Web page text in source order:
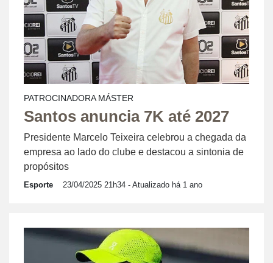
PATROCINADORA MÁSTER
Santos anuncia 7K até 2027
Presidente Marcelo Teixeira celebrou a chegada da
empresa ao lado do clube e destacou a sintonia de
propósitos
Esporte 23/04/2025 21h34 - Atualizado há 1 ano